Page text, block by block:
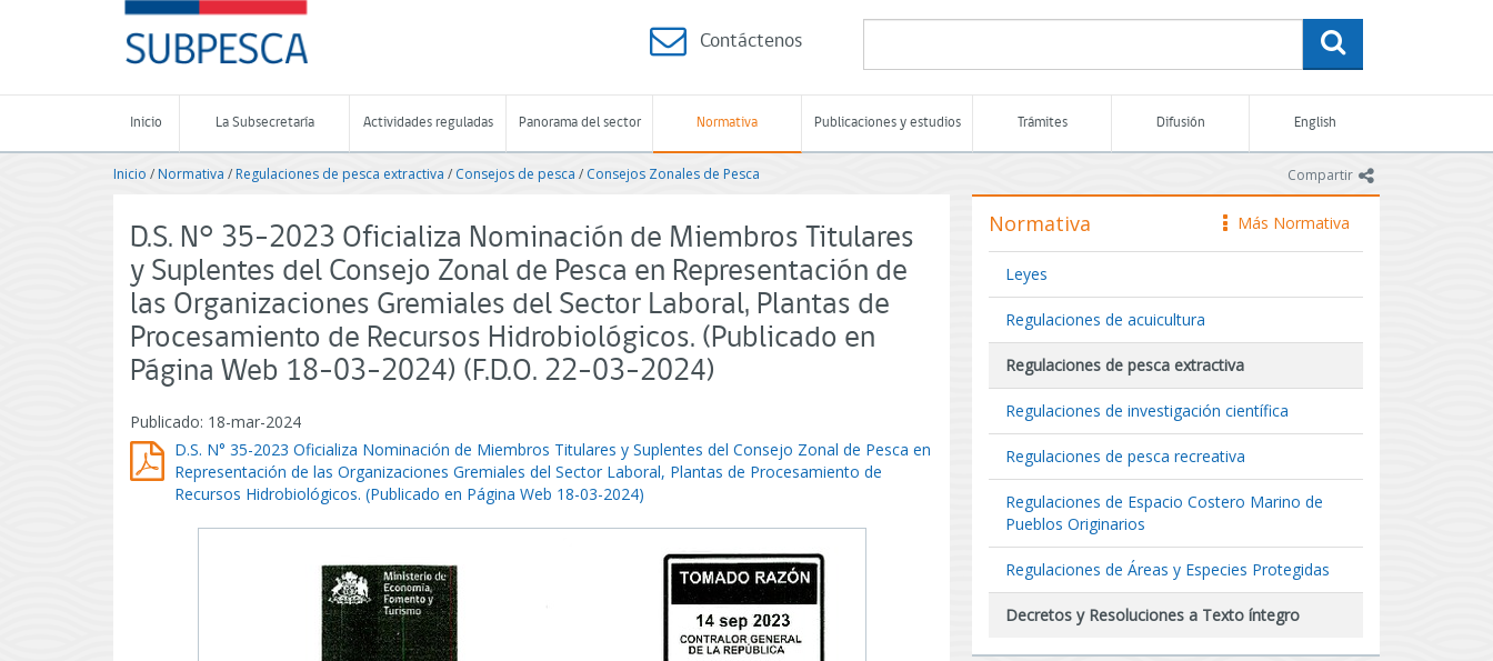
-
Subsecretaría
de
Pesca
Acuicultura
-
de
Chile
Contáctenos
Inicio La Subsecretaría Actividades reguladas Panorama del sector Normativa Publicaciones y estudios Trámites Difusión English
Compartir icono
Inicio /Normativa / Regulaciones de pesca extractiva / Consejos de pesca / Consejos Zonales de Pesca
D.S. N° 35-2023 Oficializa Nominación de Miembros Titulares
y Suplentes del Consejo Zonal de Pesca en Representación de
las Organizaciones Gremiales del Sector Laboral, Plantas de
Procesamiento de Recursos Hidrobiológicos. (Publicado en
Página Web 18-03-2024) (F.D.O. 22-03-2024)
Publicado: 18-mar-2024
D.S. N° 35-2023 Oficializa Nominación de Miembros Titulares y Suplentes del Consejo Zonal de Pesca en
Representación de las Organizaciones Gremiales del Sector Laboral, Plantas de Procesamiento de
Recursos Hidrobiológicos. (Publicado en Página Web 18-03-2024)
icono
Más Normativa
Normativa
Leyes
Regulaciones de acuicultura
Regulaciones de pesca extractiva
Regulaciones de investigación científica
Regulaciones de pesca recreativa
Regulaciones de Espacio Costero Marino de
Pueblos Originarios
Regulaciones de Áreas y Especies Protegidas
Decretos y Resoluciones a Texto íntegro